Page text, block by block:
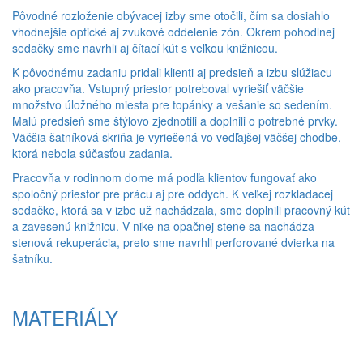
Pôvodné rozloženie obývacej izby sme otočili, čím sa dosiahlo
vhodnejšie optické aj zvukové oddelenie zón. Okrem pohodlnej
sedačky sme navrhli aj čítací kút s veľkou knižnicou.
K pôvodnému zadaniu pridali klienti aj predsieň a izbu slúžiacu
ako pracovňa. Vstupný priestor potreboval vyriešiť väčšie
množstvo úložného miesta pre topánky a vešanie so sedením.
Malú predsieň sme štýlovo zjednotili a doplnili o potrebné prvky.
Väčšia šatníková skriňa je vyriešená vo vedľajšej väčšej chodbe,
ktorá nebola súčasťou zadania.
Pracovňa v rodinnom dome má podľa klientov fungovať ako
spoločný priestor pre prácu aj pre oddych. K veľkej rozkladacej
sedačke, ktorá sa v izbe už nachádzala, sme doplnili pracovný kút
a zavesenú knižnicu. V nike na opačnej stene sa nachádza
stenová rekuperácia, preto sme navrhli perforované dvierka na
šatníku.
MATERIÁLY